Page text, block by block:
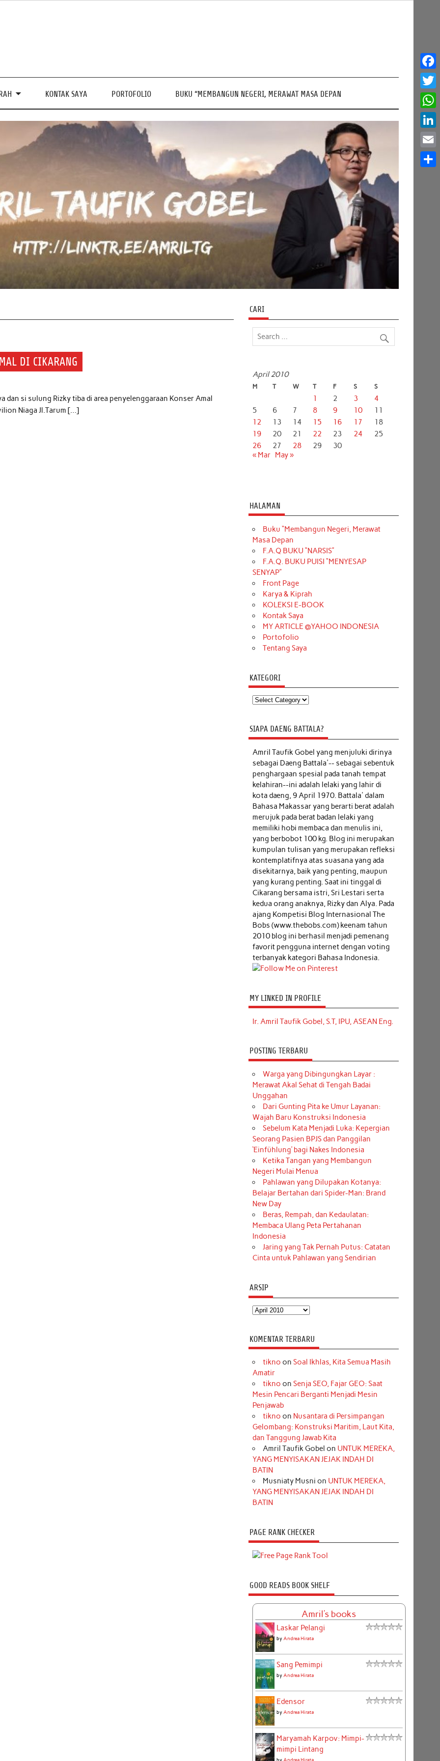
KONTAK SAYA PORTOFOLIO BUKU “MEMBANGUN NEGERI, MERAWAT MASA DEPAN
DI CIKARANG
dan si sulung Rizky tiba di area penyelenggaraan Konser Amal
Niaga Jl.Tarum […]
CARI
April 2010
M T W T F S S
1 2 3
4
5
6 7 8 9 10
11
12
13 14 15 16 17
18
19
20 21 22 23 24
25
26
27 28 29
30
« Mar May »
HALAMAN
Buku “Membangun Negeri, Merawat
Masa Depan
F.A.Q BUKU “NARSIS”
F.A.Q. BUKU PUISI “MENYESAP
SENYAP”
Front Page
Karya & Kiprah
KOLEKSI E-BOOK
Kontak Saya
MY ARTICLE @YAHOO INDONESIA
Portofolio
Tentang Saya
KATEGORI
Kategori
SIAPA DAENG BATTALA?
Amril Taufik Gobel yang menjuluki dirinya
sebagai Daeng Battala'-- sebagai sebentuk
penghargaan spesial pada tanah tempat
kelahiran--ini adalah lelaki yang lahir di
kota daeng, 9 April 1970. Battala' dalam
Bahasa Makassar yang berarti berat adalah
merujuk pada berat badan lelaki yang
memiliki hobi membaca dan menulis ini,
yang berbobot 100 kg. Blog ini merupakan
kumpulan tulisan yang merupakan refleksi
kontemplatifnya atas suasana yang ada
disekitarnya, baik yang penting, maupun
yang kurang penting. Saat ini tinggal di
Cikarang bersama istri, Sri Lestari serta
kedua orang anaknya, Rizky dan Alya. Pada
ajang Kompetisi Blog Internasional The
Bobs (www.thebobs.com) keenam tahun
2010 blog ini berhasil menjadi pemenang
favorit pengguna internet dengan voting
terbanyak kategori Bahasa Indonesia.
MY LINKED IN PROFILE
Ir. Amril Taufik Gobel, S.T, IPU, ASEAN Eng.
POSTING TERBARU
Warga yang Dibingungkan Layar :
Merawat Akal Sehat di Tengah Badai
Unggahan
Dari Gunting Pita ke Umur Layanan:
Wajah Baru Konstruksi Indonesia
Sebelum Kata Menjadi Luka: Kepergian
Seorang Pasien BPJS dan Panggilan
‘Einfühlung’ bagi Nakes Indonesia
Ketika Tangan yang Membangun
Negeri Mulai Menua
Pahlawan yang Dilupakan Kotanya:
Belajar Bertahan dari Spider-Man: Brand
New Day
Beras, Rempah, dan Kedaulatan:
Membaca Ulang Peta Pertahanan
Indonesia
Jaring yang Tak Pernah Putus: Catatan
Cinta untuk Pahlawan yang Sendirian
ARSIP
Arsip
KOMENTAR TERBARU
tikno on Soal Ikhlas, Kita Semua Masih
Amatir
tikno on Senja SEO, Fajar GEO: Saat
Mesin Pencari Berganti Menjadi Mesin
Penjawab
tikno on Nusantara di Persimpangan
Gelombang: Konstruksi Maritim, Laut Kita,
dan Tanggung Jawab Kita
Amril Taufik Gobel on UNTUK MEREKA,
YANG MENYISAKAN JEJAK INDAH DI
BATIN
Musniaty Musni on UNTUK MEREKA,
YANG MENYISAKAN JEJAK INDAH DI
BATIN
PAGE RANK CHECKER
GOOD READS BOOK SHELF
Amril's books
Laskar Pelangi
by Andrea Hirata
Sang Pemimpi
by Andrea Hirata
Edensor
by Andrea Hirata
Maryamah Karpov: Mimpi-
mimpi Lintang
by Andrea Hirata
Email